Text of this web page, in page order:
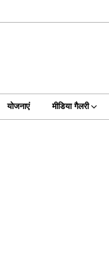
योजनाएं मीडिया गैलरी